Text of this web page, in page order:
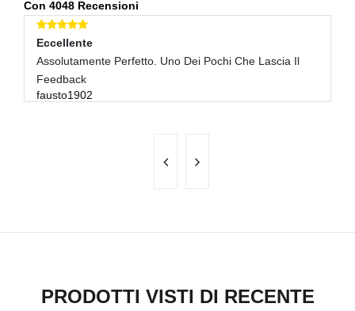
Con 4048 Recensioni
Eccellente
Assolutamente Perfetto. Uno Dei Pochi Che Lascia Il
Feedback
fausto1902
PRODOTTI VISTI DI RECENTE